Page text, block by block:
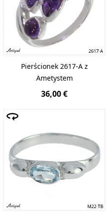
Pierścionek 2617-A z
Ametystem
36,00 €